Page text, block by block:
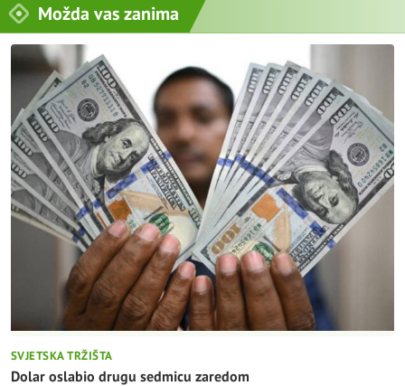
Možda vas zanima
SVJETSKA TRŽIŠTA
Dolar oslabio drugu sedmicu zaredom